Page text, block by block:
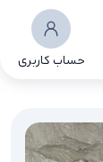
حساب کاربری